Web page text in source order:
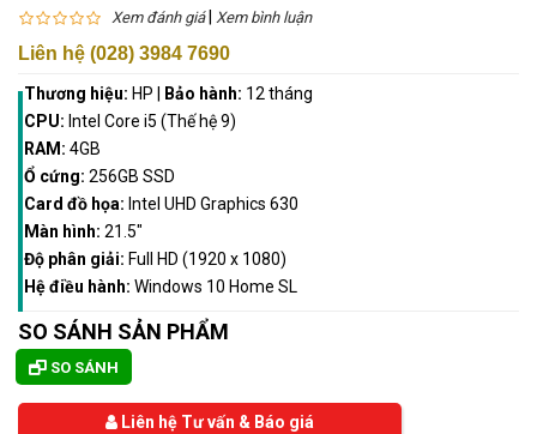
Xem đánh giá| Xem bình luận
Liên hệ (028) 3984 7690
Thương hiệu: HP Bảo hành: 12 tháng
CPU: Intel Core i5 (Thế hệ 9)
RAM: 4GB
Ổ cứng: 256GB SSD
Card đồ họa: Intel UHD Graphics 630
Màn hình: 21.5"
Độ phân giải: Full HD (1920 x 1080)
Hệ điều hành: Windows 10 Home SL
SO SÁNH SẢN PHẨM
SO SÁNH
Liên hệ Tư vấn & Báo giá